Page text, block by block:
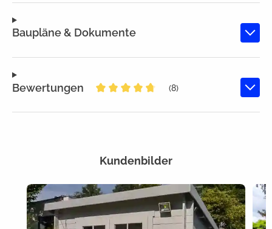
Baupläne & Dokumente
Bewertungen
(8)
Kundenbilder